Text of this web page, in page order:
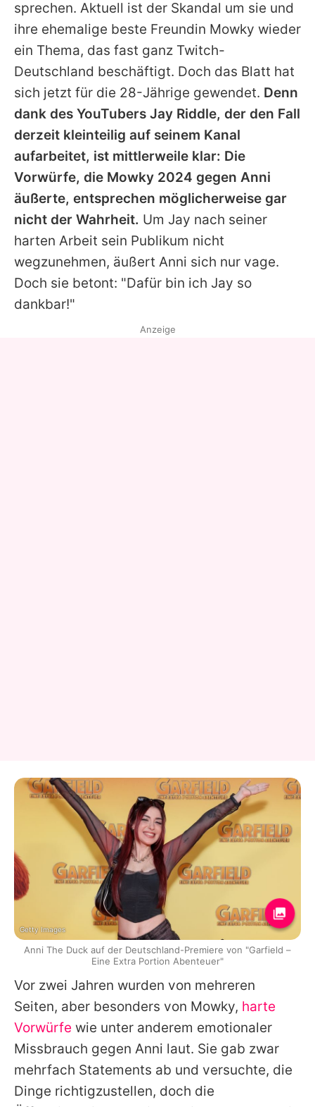
sprechen. Aktuell ist der Skandal um sie und
ihre ehemalige beste Freundin Mowky wieder
ein Thema, das fast ganz Twitch-
Deutschland beschäftigt. Doch das Blatt hat
sich jetzt für die 28-Jährige gewendet. Denn
dank des YouTubers Jay Riddle, der den Fall
derzeit kleinteilig auf seinem Kanal
aufarbeitet, ist mittlerweile klar: Die
Vorwürfe, die Mowky 2024 gegen Anni
äußerte, entsprechen möglicherweise gar
nicht der Wahrheit. Um Jay nach seiner
harten Arbeit sein Publikum nicht
wegzunehmen, äußert Anni sich nur vage.
Doch sie betont: "Dafür bin ich Jay so
dankbar!"
Vor zwei Jahren wurden von mehreren
Seiten, aber besonders von Mowky, harte
Vorwürfe wie unter anderem emotionaler
Missbrauch gegen Anni laut. Sie gab zwar
mehrfach Statements ab und versuchte, die
Dinge richtigzustellen, doch die
Anzeige
Getty Images
Anni The Duck auf der Deutschland-Premiere von "Garfield –
Eine Extra Portion Abenteuer"